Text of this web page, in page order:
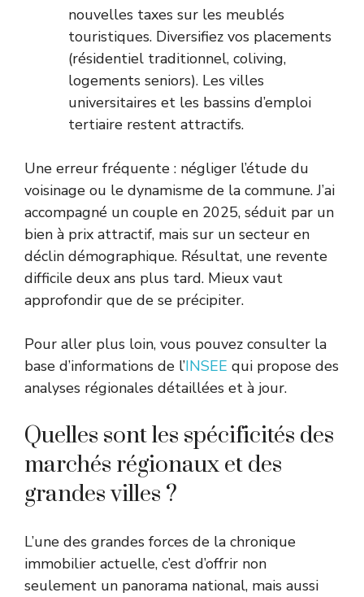
nouvelles taxes sur les meublés
touristiques. Diversifiez vos placements
(résidentiel traditionnel, coliving,
logements seniors). Les villes
universitaires et les bassins d’emploi
tertiaire restent attractifs.
Une erreur fréquente : négliger l’étude du
voisinage ou le dynamisme de la commune. J’ai
accompagné un couple en 2025, séduit par un
bien à prix attractif, mais sur un secteur en
déclin démographique. Résultat, une revente
difficile deux ans plus tard. Mieux vaut
approfondir que de se précipiter.
Pour aller plus loin, vous pouvez consulter la
base d’informations de l’INSEE qui propose des
analyses régionales détaillées et à jour.
Quelles sont les spécificités des
marchés régionaux et des
grandes villes ?
L’une des grandes forces de la chronique
immobilier actuelle, c’est d’offrir non
seulement un panorama national, mais aussi